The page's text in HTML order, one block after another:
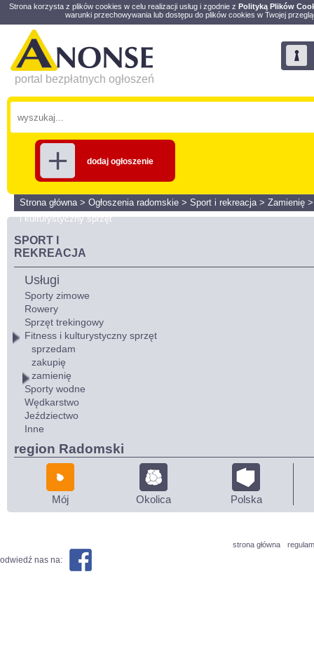
Strona korzysta z plików cookies w celu realizacji usług i zgodnie z Polityką Plików
warunki przechowywania lub dostępu do plików cookies w Twojej
portal bezpłatnych ogłoszeń
dodaj ogłoszenie
Strona główna> Ogłoszenia radomskie > Sport i rekreacja> Zamienię
i kulturystyczny sprzęt
SPORT I
REKREACJA
Usługi
Sporty zimowe
Rowery
Sprzęt trekingowy
Fitness i kulturystyczny sprzęt
sprzedam
zakupię
zamienię
Sporty wodne
Wędkarstwo
Jeździectwo
Inne
region Radomski
Mój Okolica Polska
strona główna
odwiedź nas na: